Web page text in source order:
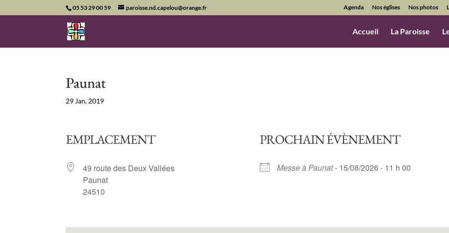
05 53 29 00 59 paroisse.nd.capelou@orange.fr Agenda Nos églises Nos photos
Accueil La Paroisse
Paunat
29 Jan, 2019
EMPLACEMENT
49 route des Deux Vallées
Paunat
24510
PROCHAIN ÉVÈNEMENT
Messe à Paunat- 15/08/2026 - 11 h 00